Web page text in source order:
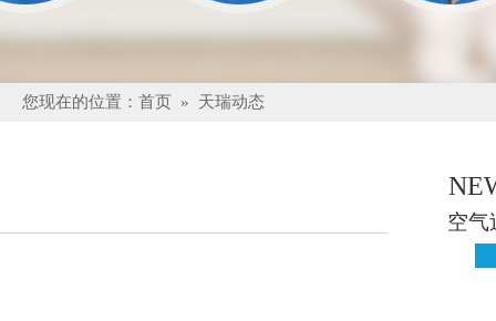
您现在的位置： 首页 » 天瑞动态
空气